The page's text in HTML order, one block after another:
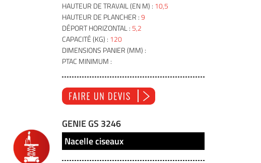
HAUTEUR DE TRAVAIL (EN M) : 10,5
HAUTEUR DE PLANCHER :9
DÉPORT HORIZONTAL : 5,2
CAPACITÉ (KG) : 120
DIMENSIONS PANIER (MM) :
PTAC MINIMUM :
GENIE GS 3246
Nacelle ciseaux